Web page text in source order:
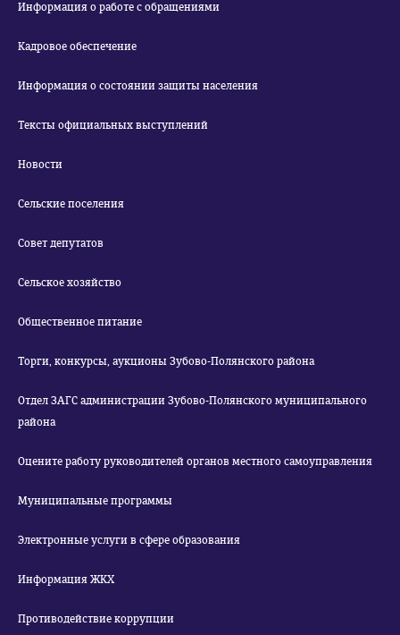
Информация о работе с обращениями
Кадровое обеспечение
Информация о состоянии защиты населения
Тексты официальных выступлений
Новости
Сельские поселения
Совет депутатов
Сельское хозяйство
Общественное питание
Торги, конкурсы, аукционы Зубово-Полянского района
Отдел ЗАГС администрации Зубово-Полянского муниципального
района
Оцените работу руководителей органов местного самоуправления
Муниципальные программы
Электронные услуги в сфере образования
Информация ЖКХ
Противодействие коррупции